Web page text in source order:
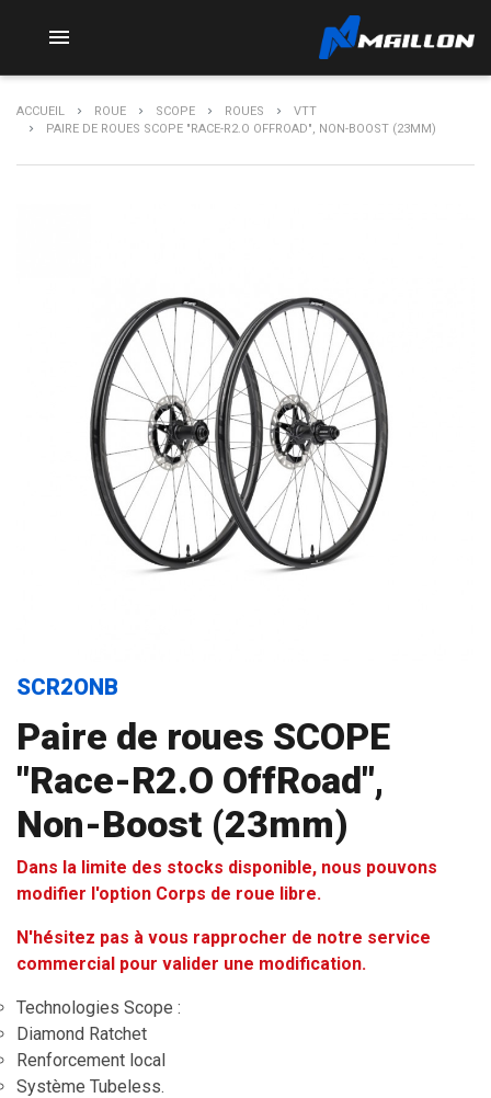

ACCUEIL ROUE SCOPE ROUES
VTT
PAIRE DE ROUES SCOPE "RACE-R2.O OFFROAD", NON-BOOST (23MM)
SCR2ONB
Paire de roues SCOPE
"Race-R2.O OffRoad",
Non-Boost (23mm)
Dans la limite des stocks disponible, nous pouvons
modifier l'option Corps de roue libre.
N'hésitez pas à vous rapprocher de notre service
commercial pour valider une modification.
Technologies Scope :
Diamond Ratchet
Renforcement local
Système Tubeless.